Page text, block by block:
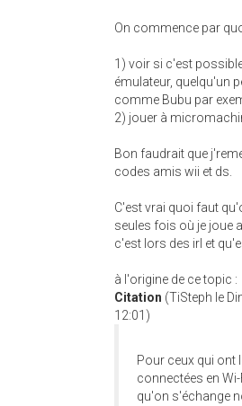
On commence par
1) voir si c'est
émulateur, quelqu'un
comme Bubu par
2) jouer à
Bon faudrait que
codes amis wii et ds.
C'est vrai quoi faut
seules fois où je joue
c'est lors des irl et
à l'origine de ce topic :
Citation (TiSteph le
12:01)
Pour ceux qui ont
connectées en
qu'on s'échange